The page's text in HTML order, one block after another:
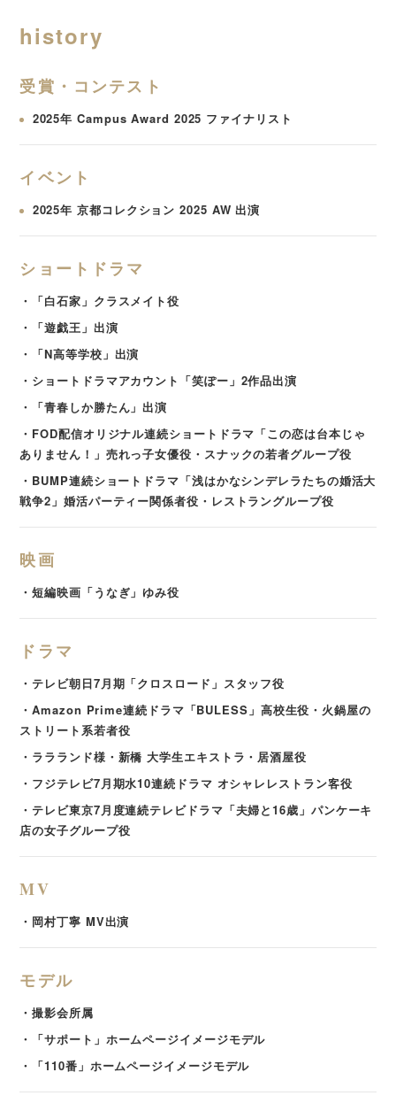
history
受賞・コンテスト
2025年 Campus Award 2025 ファイナリスト
イベント
2025年 京都コレクション 2025 AW 出演
ショートドラマ
・「白石家」クラスメイト役
・「遊戯王」出演
・「N高等学校」出演
・ショートドラマアカウント「笑ぽー」2作品出演
・「青春しか勝たん」出演
・FOD配信オリジナル連続ショートドラマ「この恋は台本じゃ
ありません！」売れっ子女優役・スナックの若者グループ役
・BUMP連続ショートドラマ「浅はかなシンデレラたちの婚活大
戦争2」婚活パーティー関係者役・レストラングループ役
映画
・短編映画「うなぎ」ゆみ役
ドラマ
・テレビ朝日7月期「クロスロード」スタッフ役
・Amazon Prime連続ドラマ「BULESS」高校生役・火鍋屋の
ストリート系若者役
・ララランド様・新橋 大学生エキストラ・居酒屋役
・フジテレビ7月期水10連続ドラマ オシャレレストラン客役
・テレビ東京7月度連続テレビドラマ「夫婦と16歳」パンケーキ
店の女子グループ役
MV
・岡村丁寧 MV出演
モデル
・撮影会所属
・「サポート」ホームページイメージモデル
・「110番」ホームページイメージモデル